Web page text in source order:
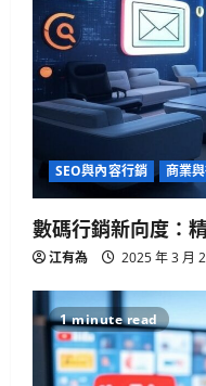
SEO與內容行銷 商業
數碼行銷新向度：
江有為 2025 年 3 月
1 minute read
生活與